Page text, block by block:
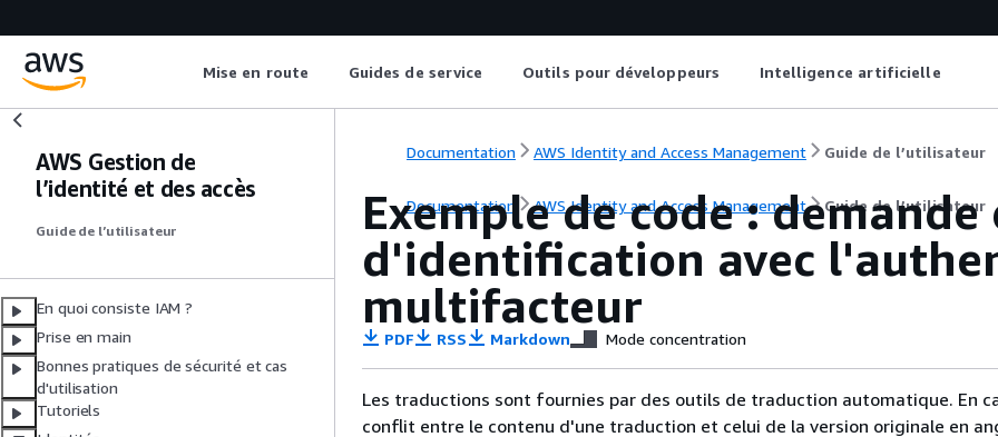
Mise en route Guides de service Outils pour développeurs Intelligence artificielle
AWS Gestion de
l’identité et des accès
Guide de l’utilisateur
En quoi consiste IAM ?
Prise en main
Bonnes pratiques de sécurité et cas
d'utilisation
Tutoriels
Documentation AWS Identity and Access Management Guide de l’utilisateur
Documentation AWS Identity and Access Management Guide de l’utilisateur
Exemple de code :
d'identification avec
multifacteur
PDF RSS Markdown Mode concentration
Les traductions sont fournies par des outils de traduction automatique. En
conflit entre le contenu d'une traduction et celui de la version originale en